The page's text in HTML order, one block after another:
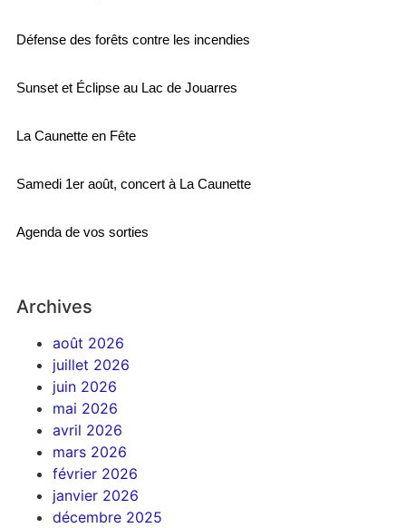
Défense des forêts contre les incendies
Sunset et Éclipse au Lac de Jouarres
La Caunette en Fête
Samedi 1er août, concert à La Caunette
Agenda de vos sorties
Archives
août 2026
juillet 2026
juin 2026
mai 2026
avril 2026
mars 2026
février 2026
janvier 2026
décembre 2025